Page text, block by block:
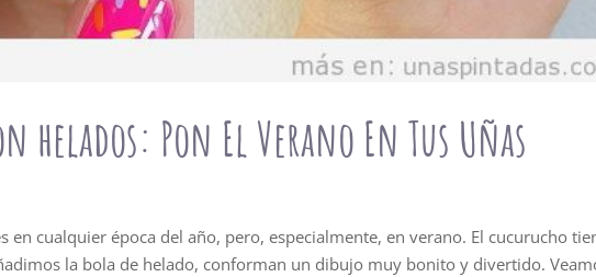
helados: Pon El Verano En Tus Uñas
en cualquier época del año, pero, especialmente, en verano. El cucurucho
la bola de helado, conforman un dibujo muy bonito y divertido.